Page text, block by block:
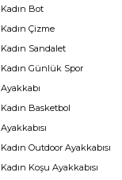
Kadın Bot
Kadın Çizme
Kadın Sandalet
Kadın Günlük Spor
Ayakkabı
Kadın Basketbol
Ayakkabısı
Kadın Outdoor Ayakkabısı
Kadın Koşu Ayakkabısı